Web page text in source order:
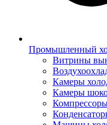
Промышленный
Витрины
Камеры
Камеры